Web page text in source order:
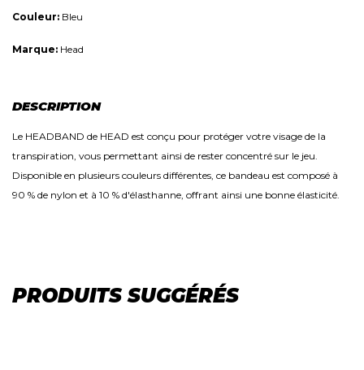
Couleur: Bleu
Marque: Head
DESCRIPTION
Le HEADBAND de HEAD est conçu pour protéger votre visage de la
transpiration, vous permettant ainsi de rester concentré sur le jeu.
Disponible en plusieurs couleurs différentes, ce bandeau est composé à
90 % de nylon et à 10 % d'élasthanne, offrant ainsi une bonne élasticité.
PRODUITS SUGGÉRÉS